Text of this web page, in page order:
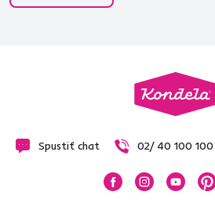
Spustiť chat 02/ 40 100 100